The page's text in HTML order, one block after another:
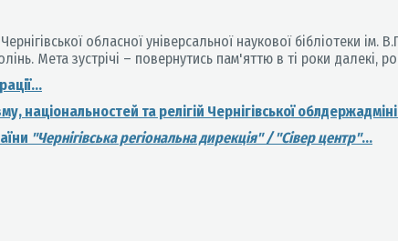
обласної універсальної наукової бібліотеки ім.
Мета зустрічі – повернутись пам'яттю в ті роки далекі,
національностей та релігій Чернігівської
"Чернігівська регіональна дирекція" / "Сівер центр"...